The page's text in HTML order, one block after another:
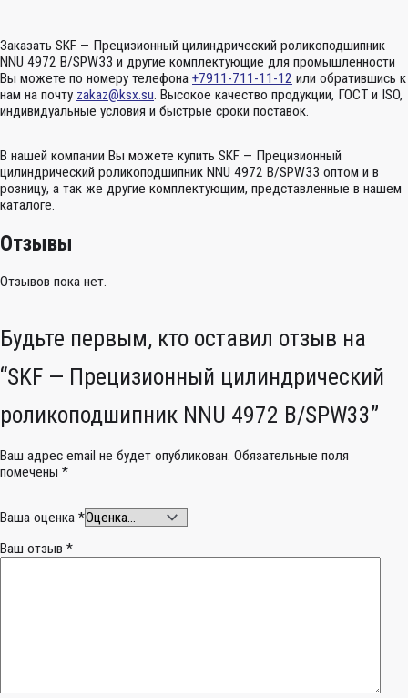
Заказать SKF — Прецизионный цилиндрический роликоподшипник
NNU 4972 B/SPW33 и другие комплектующие для промышленности
Вы можете по номеру телефона +7911-711-11-12 или обратившись к
нам на почту zakaz@ksx.su. Высокое качество продукции, ГОСТ и ISO,
индивидуальные условия и быстрые сроки поставок.
В нашей компании Вы можете купить SKF — Прецизионный
цилиндрический роликоподшипник NNU 4972 B/SPW33 оптом и в
розницу, а так же другие комплектующим, представленные в нашем
каталоге.
Отзывы
Отзывов пока нет.
Будьте первым, кто оставил отзыв на
“SKF — Прецизионный цилиндрический
роликоподшипник NNU 4972 B/SPW33”
Ваш адрес email не будет опубликован. Обязательные поля
помечены *
Ваша оценка *
Ваш отзыв *